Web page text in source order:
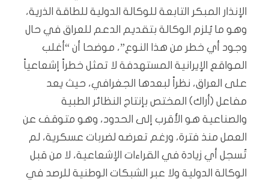
الإنذار المبكر التابعة للوكالة الدولية للطاقة الذرية،
وهو ما يُلزم الوكالة بتقديم الدعم للعراق في حال
وجود أي خطر من هذا النوع”، موضحا أن “أغلب
المواقع الإيرانية المستهدفة لا تمثل خطراً إشعاعياً
على العراق، نظراً لبعدها الجغرافي، حيث يعد
مفاعل (أراك) المختص بإنتاج النظائر الطبية
والصناعية هو الأقرب إلى الحدود، وهو متوقف عن
العمل منذ فترة، ورغم تعرضه لضربات عسكرية، لم
تُسجل أي زيادة في القراءات الإشعاعية، لا من قبل
الوكالة الدولية ولا عبر الشبكات الوطنية للرصد في